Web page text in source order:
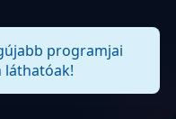
programjai
láthatóak!